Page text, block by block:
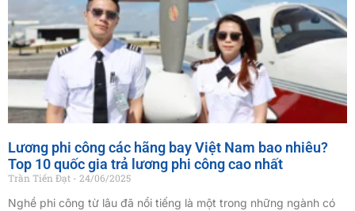
Lương phi công các hãng bay Việt Nam bao nhiêu?
Top 10 quốc gia trả lương phi công cao nhất
Trần Tiến Đạt 24/06/2025
Nghề phi công từ lâu đã nổi tiếng là một trong những ngành có